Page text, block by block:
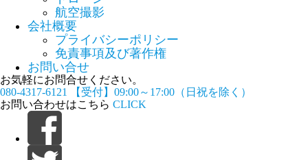
航空撮影
会社概要
プライバシーポリシー
免責事項及び著作権
お問い合せ
お気軽にお問合せください。
080-4317-6121
【受付】09:00～17:00（日祝を除く）
お問い合わせはこちら CLICK